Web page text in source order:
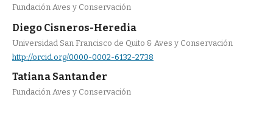
Fundación Aves y Conservación
Diego Cisneros-Heredia
Universidad San Francisco de Quito & Aves y Conservación
http://orcid.org/0000-0002-6132-2738
Tatiana Santander
Fundación Aves y Conservación